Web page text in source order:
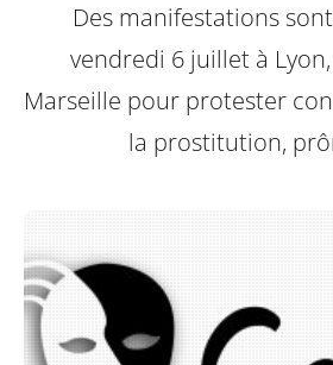
Des manifestations
vendredi 6 juillet à
Marseille pour protester
la prostitution,